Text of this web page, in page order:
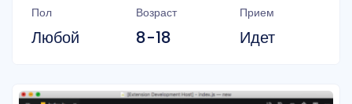
Пол
Любой
Возраст
8-18
Прием
Идет